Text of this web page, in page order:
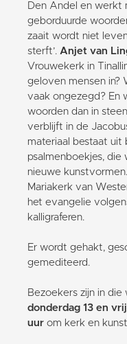
Den Andel en werkt
geborduurde
zaait wordt niet
sterft’. Anjet van
Vrouwekerk in
geloven mensen in?
vaak ongezegd? En
woorden dan in steen
verblijft in de
materiaal bestaat
psalmenboekjes,
nieuwe kunstvormen.
Mariakerk van
het evangelie
kalligraferen.
Er wordt gehakt,
gemediteerd.
Bezoekers zijn in
donderdag 13 en
uur om kerk en